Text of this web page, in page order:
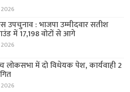
उपचुनाव : भाजपा उम्मीदवार सतीश
में 17,198 वोटों से आगे
लोकसभा में दो विधेयक पेश, कार्यवाही 2